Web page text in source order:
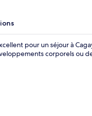
pour un séjour à
corporels ou